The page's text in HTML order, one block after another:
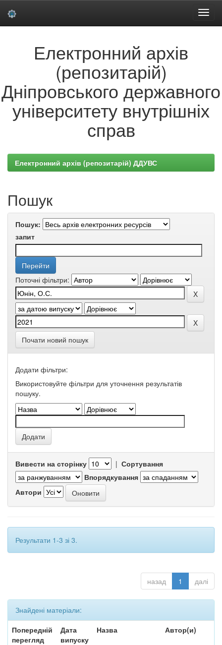
Електронний архів
(репозитарій)
Дніпровського державного
університету внутрішніх
справ
Електронний архів (репозитарій) ДДУВС
Пошук
Пошук:
запит
Поточні фільтри:
Почати новий пошук
Додати фільтри:
Використовуйте фільтри для уточнення результатів
пошуку.
Вивести на сторінку | Сортування
Впорядкування
Автори
Результати 1-3 зі 3.
назад 1 далі
Знайдені матеріали:
Попередній
перегляд
Дата
випуску
Назва Автор(и)